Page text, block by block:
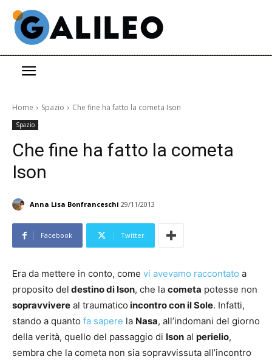
Home Spazio Che fine ha fatto la cometa Ison
Spazio
Che fine ha fatto la cometa
Ison
Anna Lisa Bonfranceschi 29/11/2013
Facebook Twitter
Era da mettere in conto, come vi avevamo raccontato a
proposito del destino di Ison, che la cometa potesse non
sopravvivere al traumatico incontro con il Sole. Infatti,
stando a quanto fa sapere la Nasa, all’indomani del giorno
della verità, quello del passaggio di Ison al perielio,
sembra che la cometa non sia sopravvissuta all’incontro